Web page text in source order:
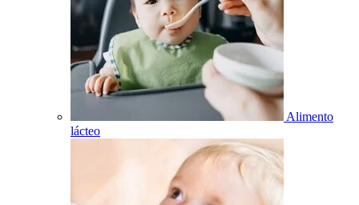
Alimento
lácteo